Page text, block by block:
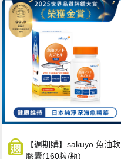
【週期購】sakuyo 魚油軟
膠囊(160粒/瓶)